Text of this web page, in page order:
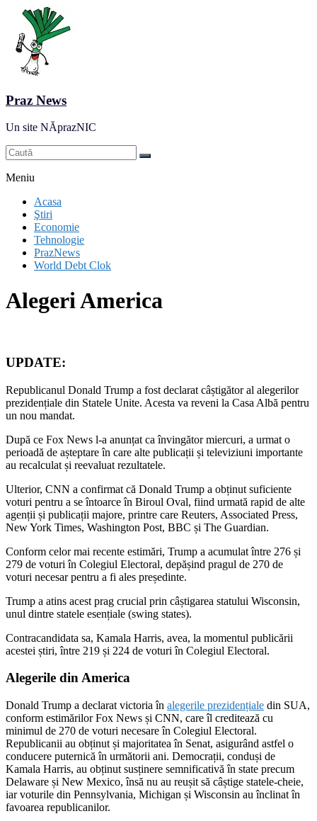
Praz News
Un site NĂprazNIC
Meniu
Acasa
Ştiri
Economie
Tehnologie
PrazNews
World Debt Clok
Alegeri America
UPDATE:
Republicanul Donald Trump a fost declarat câștigător al alegerilor
prezidențiale din Statele Unite. Acesta va reveni la Casa Albă pentru
un nou mandat.
După ce Fox News l-a anunțat ca învingător miercuri, a urmat o
perioadă de așteptare în care alte publicații și televiziuni importante
au recalculat și reevaluat rezultatele.
Ulterior, CNN a confirmat că Donald Trump a obținut suficiente
voturi pentru a se întoarce în Biroul Oval, fiind urmată rapid de alte
agenții și publicații majore, printre care Reuters, Associated Press,
New York Times, Washington Post, BBC și The Guardian.
Conform celor mai recente estimări, Trump a acumulat între 276 și
279 de voturi în Colegiul Electoral, depășind pragul de 270 de
voturi necesar pentru a fi ales președinte.
Trump a atins acest prag crucial prin câștigarea statului Wisconsin,
unul dintre statele esențiale (swing states).
Contracandidata sa, Kamala Harris, avea, la momentul publicării
acestei știri, între 219 și 224 de voturi în Colegiul Electoral.
Alegerile din America
Donald Trump a declarat victoria în alegerile prezidențiale din SUA,
conform estimărilor Fox News și CNN, care îl creditează cu
minimul de 270 de voturi necesare în Colegiul Electoral.
Republicanii au obținut și majoritatea în Senat, asigurând astfel o
conducere puternică în următorii ani. Democrații, conduși de
Kamala Harris, au obținut susținere semnificativă în state precum
Delaware și New Mexico, însă nu au reușit să câștige statele-cheie,
iar voturile din Pennsylvania, Michigan și Wisconsin au înclinat în
favoarea republicanilor.